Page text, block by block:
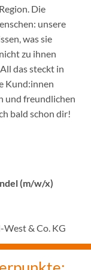
Die
unsere
was sie
zu ihnen
das steckt in
Kund:innen
und freundlichen
bald schon dir!
(m/w/x)
& Co. KG